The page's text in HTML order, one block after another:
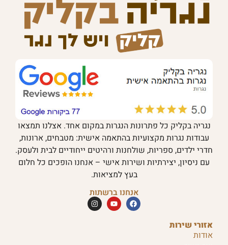
אזורי שירות
אודות
נגריה בקליק כל פתרונות הנגרות במקום אחד. אצלנו תמצאו
עבודות נגרות מקצועיות בהתאמה אישית: מטבחים, ארונות,
חדרי ילדים, ספריות, שולחנות ורהיטים ייחודיים לבית ולעסק.
עם ניסיון, יצירתיות ושירות אישי – אנחנו הופכים כל חלום
בעץ למציאות.
אנחנו ברשתות